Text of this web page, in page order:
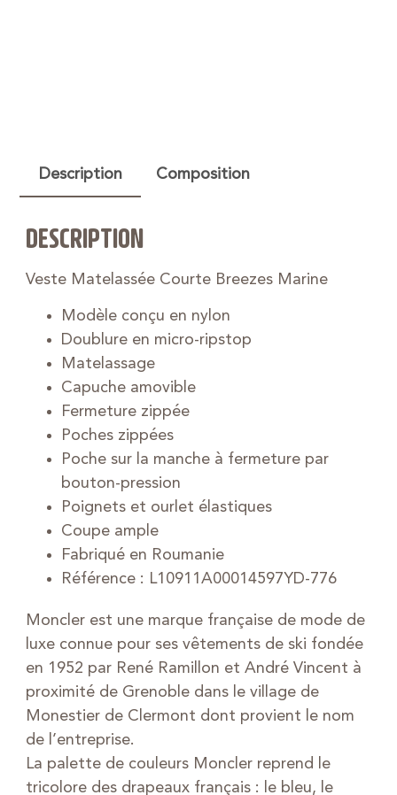
Description Composition
DESCRIPTION
Veste Matelassée Courte Breezes Marine
Modèle conçu en nylon
Doublure en micro-ripstop
Matelassage
Capuche amovible
Fermeture zippée
Poches zippées
Poche sur la manche à fermeture par
bouton-pression
Poignets et ourlet élastiques
Coupe ample
Fabriqué en Roumanie
Référence : L10911A00014597YD-776
Moncler est une marque française de mode de
luxe connue pour ses vêtements de ski fondée
en 1952 par René Ramillon et André Vincent à
proximité de Grenoble dans le village de
Monestier de Clermont dont provient le nom
de l’entreprise.
La palette de couleurs Moncler reprend le
tricolore des drapeaux français : le bleu, le